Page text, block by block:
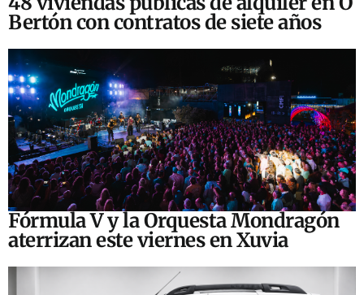
Bertón con contratos de siete años
Fórmula V y la Orquesta Mondragón
aterrizan este viernes en Xuvia